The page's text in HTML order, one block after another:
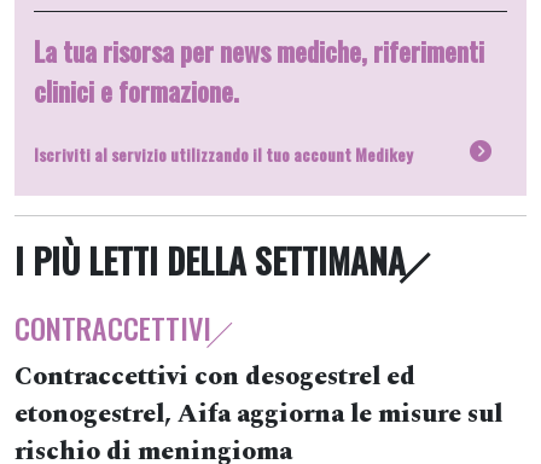
La tua risorsa per news mediche, riferimenti
clinici e formazione.
Iscriviti al servizio utilizzando il tuo account Medikey
I PIÙ LETTI DELLA SETTIMANA
CONTRACCETTIVI
Contraccettivi con desogestrel ed
etonogestrel, Aifa aggiorna le misure sul
rischio di meningioma